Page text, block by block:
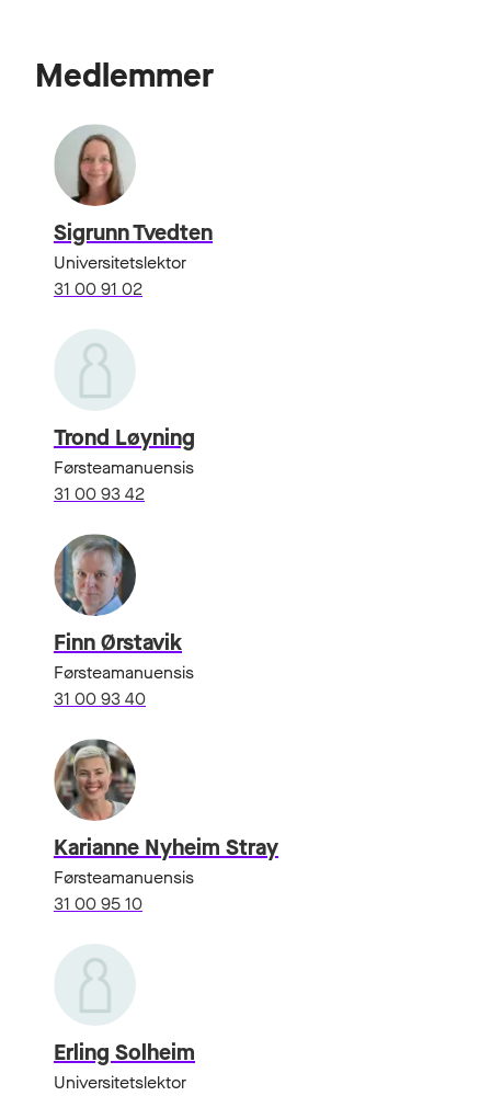
Medlemmer
Sigrunn Tvedten
Universitetslektor
31 00 91 02
Trond Løyning
Førsteamanuensis
31 00 93 42
Finn Ørstavik
Førsteamanuensis
31 00 93 40
Karianne Nyheim Stray
Førsteamanuensis
31 00 95 10
Erling Solheim
Universitetslektor